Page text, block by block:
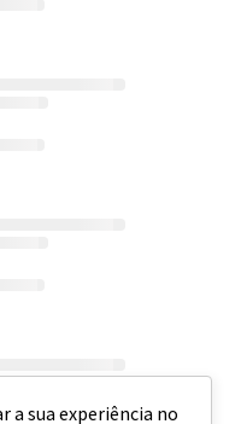
a sua experiência no